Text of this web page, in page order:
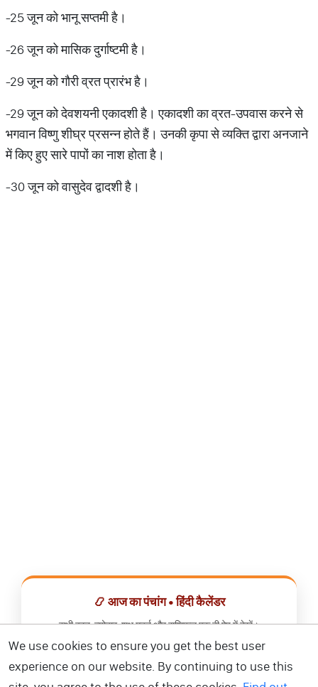
-25 जून को भानू सप्तमी है।
-26 जून को मासिक दुर्गाष्टमी है।
-29 जून को गौरी व्रत प्रारंभ है।
-29 जून को देवशयनी एकादशी है। एकादशी का व्रत-उपवास करने से
भगवान विष्णु शीघ्र प्रसन्न होते हैं। उनकी कृपा से व्यक्ति द्वारा अनजाने
में किए हुए सारे पापों का नाश होता है।
-30 जून को वासुदेव द्वादशी है।
📿 आज का पंचांग • हिंदी कैलेंडर
सभी व्रत, त्योहार, शुभ मुहूर्त और राशिफल एक ही ऐप में देखें।
📅 हिंदी कैलेंडर ऐप डाउनलोड करें
We use cookies to ensure you get the best user
experience on our website. By continuing to use this